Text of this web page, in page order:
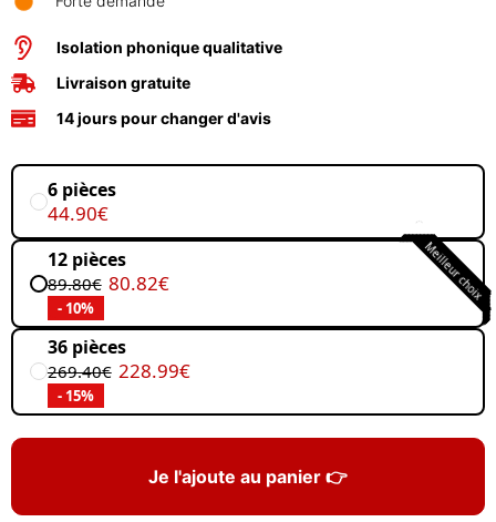
Isolation phonique qualitative
Livraison gratuite
14 jours pour changer d'avis
6 pièces
44.90€
Meilleur choix
12 pièces
89.80€ 80.82€
- 10%
36 pièces
269.40€ 228.99€
- 15%
Je l'ajoute au panier 👉